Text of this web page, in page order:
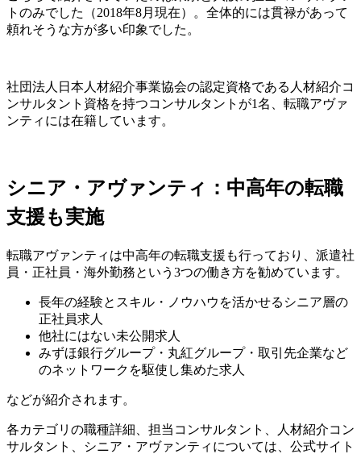
トのみでした（2018年8月現在）。全体的には貫禄があって
頼れそうな方が多い印象でした。
社団法人日本人材紹介事業協会の認定資格である人材紹介コ
ンサルタント資格を持つコンサルタントが1名
、転職アヴァ
ンティには在籍しています。
シニア・アヴァンティ：中高年の転職
支援も実施
転職アヴァンティは中高年の転職支援も行っており、 派遣社
員・正社員・海外勤務という3つの働き方を勧めています。
長年の経験とスキル・ノウハウを活かせるシニア層の
正社員求人
他社にはない未公開求人
みずほ銀行グループ・丸紅グループ・取引先企業など
のネットワークを駆使し集めた求人
などが紹介されます。
各カテゴリの職種詳細、担当コンサルタント、人材紹介コン
サルタント、シニア・アヴァンティについては、公式サイト